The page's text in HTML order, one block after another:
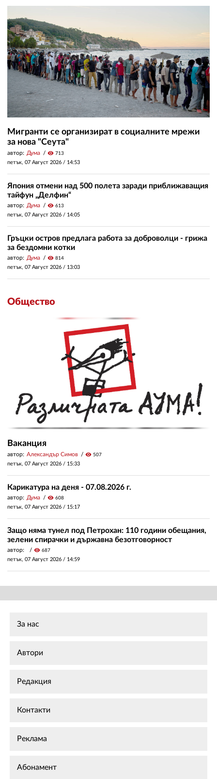
Мигранти се организират в социалните мрежи
за нова "Сеута"
автор: Дума visibility 713
петък, 07 Август 2026 / 14:53
Япония отмени над 500 полета заради приближаващия
тайфун „Делфин“
автор: Дума visibility 613
петък, 07 Август 2026 / 14:05
Гръцки остров предлага работа за доброволци - грижа
за бездомни котки
автор: Дума visibility 814
петък, 07 Август 2026 / 13:03
Общество
Ваканция
автор: Александър Симов visibility 507
петък, 07 Август 2026 / 15:33
Карикатура на деня - 07.08.2026 г.
автор: Дума visibility 608
петък, 07 Август 2026 / 15:17
Защо няма тунел под Петрохан: 110 години обещания,
зелени спирачки и държавна безотговорност
автор: visibility 687
петък, 07 Август 2026 / 14:59
За нас
Автори
Редакция
Контакти
Реклама
Абонамент